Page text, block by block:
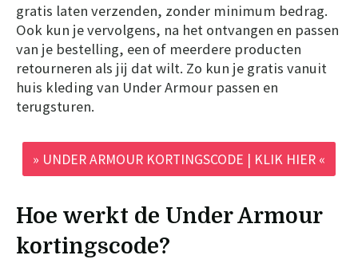
gratis laten verzenden, zonder minimum bedrag.
Ook kun je vervolgens, na het ontvangen en passen
van je bestelling, een of meerdere producten
retourneren als jij dat wilt. Zo kun je gratis vanuit
huis kleding van Under Armour passen en
terugsturen.
» UNDER ARMOUR KORTINGSCODE | KLIK HIER «
Hoe werkt de Under Armour
kortingscode?